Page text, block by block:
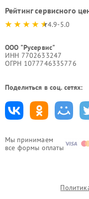
Мы принимаем
все формы оплаты
Рейтинг сервисного
4.9-5.0
ООО "Русервис"
ИНН 7702633247
ОГРН 1077746335776
Поделиться в соц. сетях: